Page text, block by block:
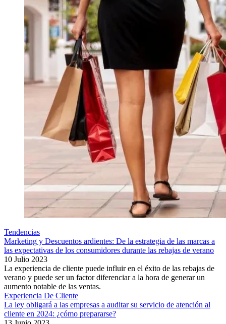
Tendencias
Marketing y Descuentos ardientes: De la estrategia de las marcas a
las expectativas de los consumidores durante las rebajas de verano
10 Julio 2023
La experiencia de cliente puede influir en el éxito de las rebajas de
verano y puede ser un factor diferenciar a la hora de generar un
aumento notable de las ventas.
Experiencia De Cliente
La ley obligará a las empresas a auditar su servicio de atención al
cliente en 2024: ¿cómo prepararse?